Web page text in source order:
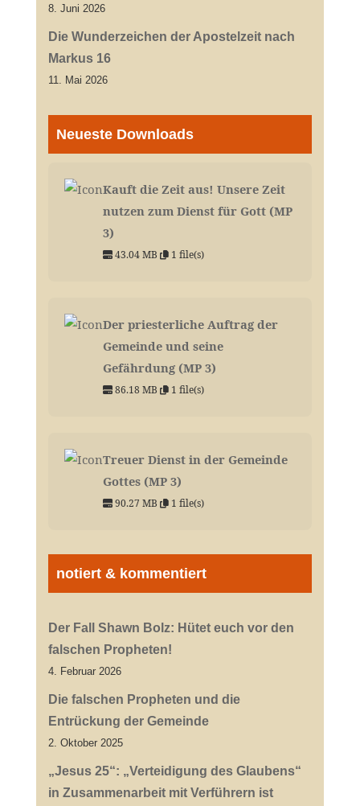
8. Juni 2026
Die Wunderzeichen der Apostelzeit nach
Markus 16
11. Mai 2026
Neueste Downloads
Kauft die Zeit aus! Unsere Zeit
nutzen zum Dienst für Gott (MP
3)
43.04 MB 1 file(s)
Der priesterliche Auftrag der
Gemeinde und seine
Gefährdung (MP 3)
86.18 MB 1 file(s)
Treuer Dienst in der Gemeinde
Gottes (MP 3)
90.27 MB 1 file(s)
notiert & kommentiert
Der Fall Shawn Bolz: Hütet euch vor den
falschen Propheten!
4. Februar 2026
Die falschen Propheten und die
Entrückung der Gemeinde
2. Oktober 2025
„Jesus 25“: „Verteidigung des Glaubens“
in Zusammenarbeit mit Verführern ist